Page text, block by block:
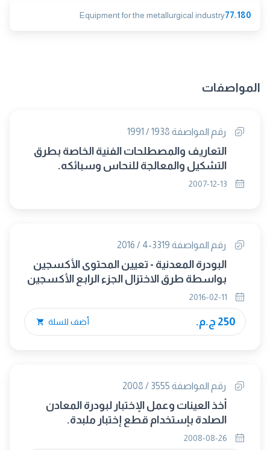
77.180
Equipment for the metallurgical industry
المواصفات
رقم المواصفة 1938 / 1991
التعاريف والمصطلحات الفنية الخاصة بطرق
التشكيل والمعالجة للنحاس وسبائكه.
رقم المواصفة 3319-4 / 2016
البودرة المعدنية - تعيين المحتوى الأكسجين
بواسطة طرق الاختزال الجزء الرابع الأكسجين
الكلى بواسطة الإختزال – الإستخلاص
250 ج.م. أضف للسلة
رقم المواصفة 3555 / 2008
أخذ العينات وعمل الإختبار لبودرة المعادن
الصلدة بإستخدام قطع إختبار ملبدة.